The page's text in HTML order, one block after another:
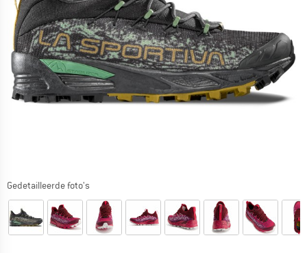
Gedetailleerde foto's